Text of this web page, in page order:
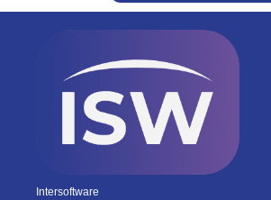
Intersoftware